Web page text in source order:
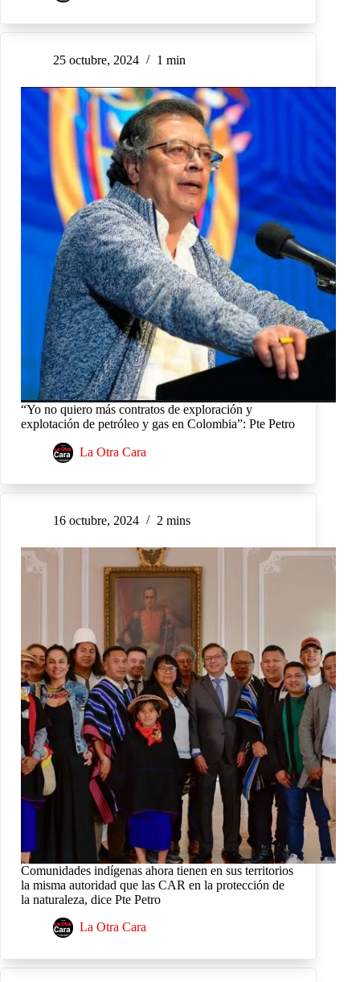
25 octubre, 2024 1 min
“Yo no quiero más contratos de exploración y
explotación de petróleo y gas en Colombia”: Pte Petro
La Otra Cara
16 octubre, 2024 2 mins
Comunidades indígenas ahora tienen en sus territorios
la misma autoridad que las CAR en la protección de
la naturaleza, dice Pte Petro
La Otra Cara